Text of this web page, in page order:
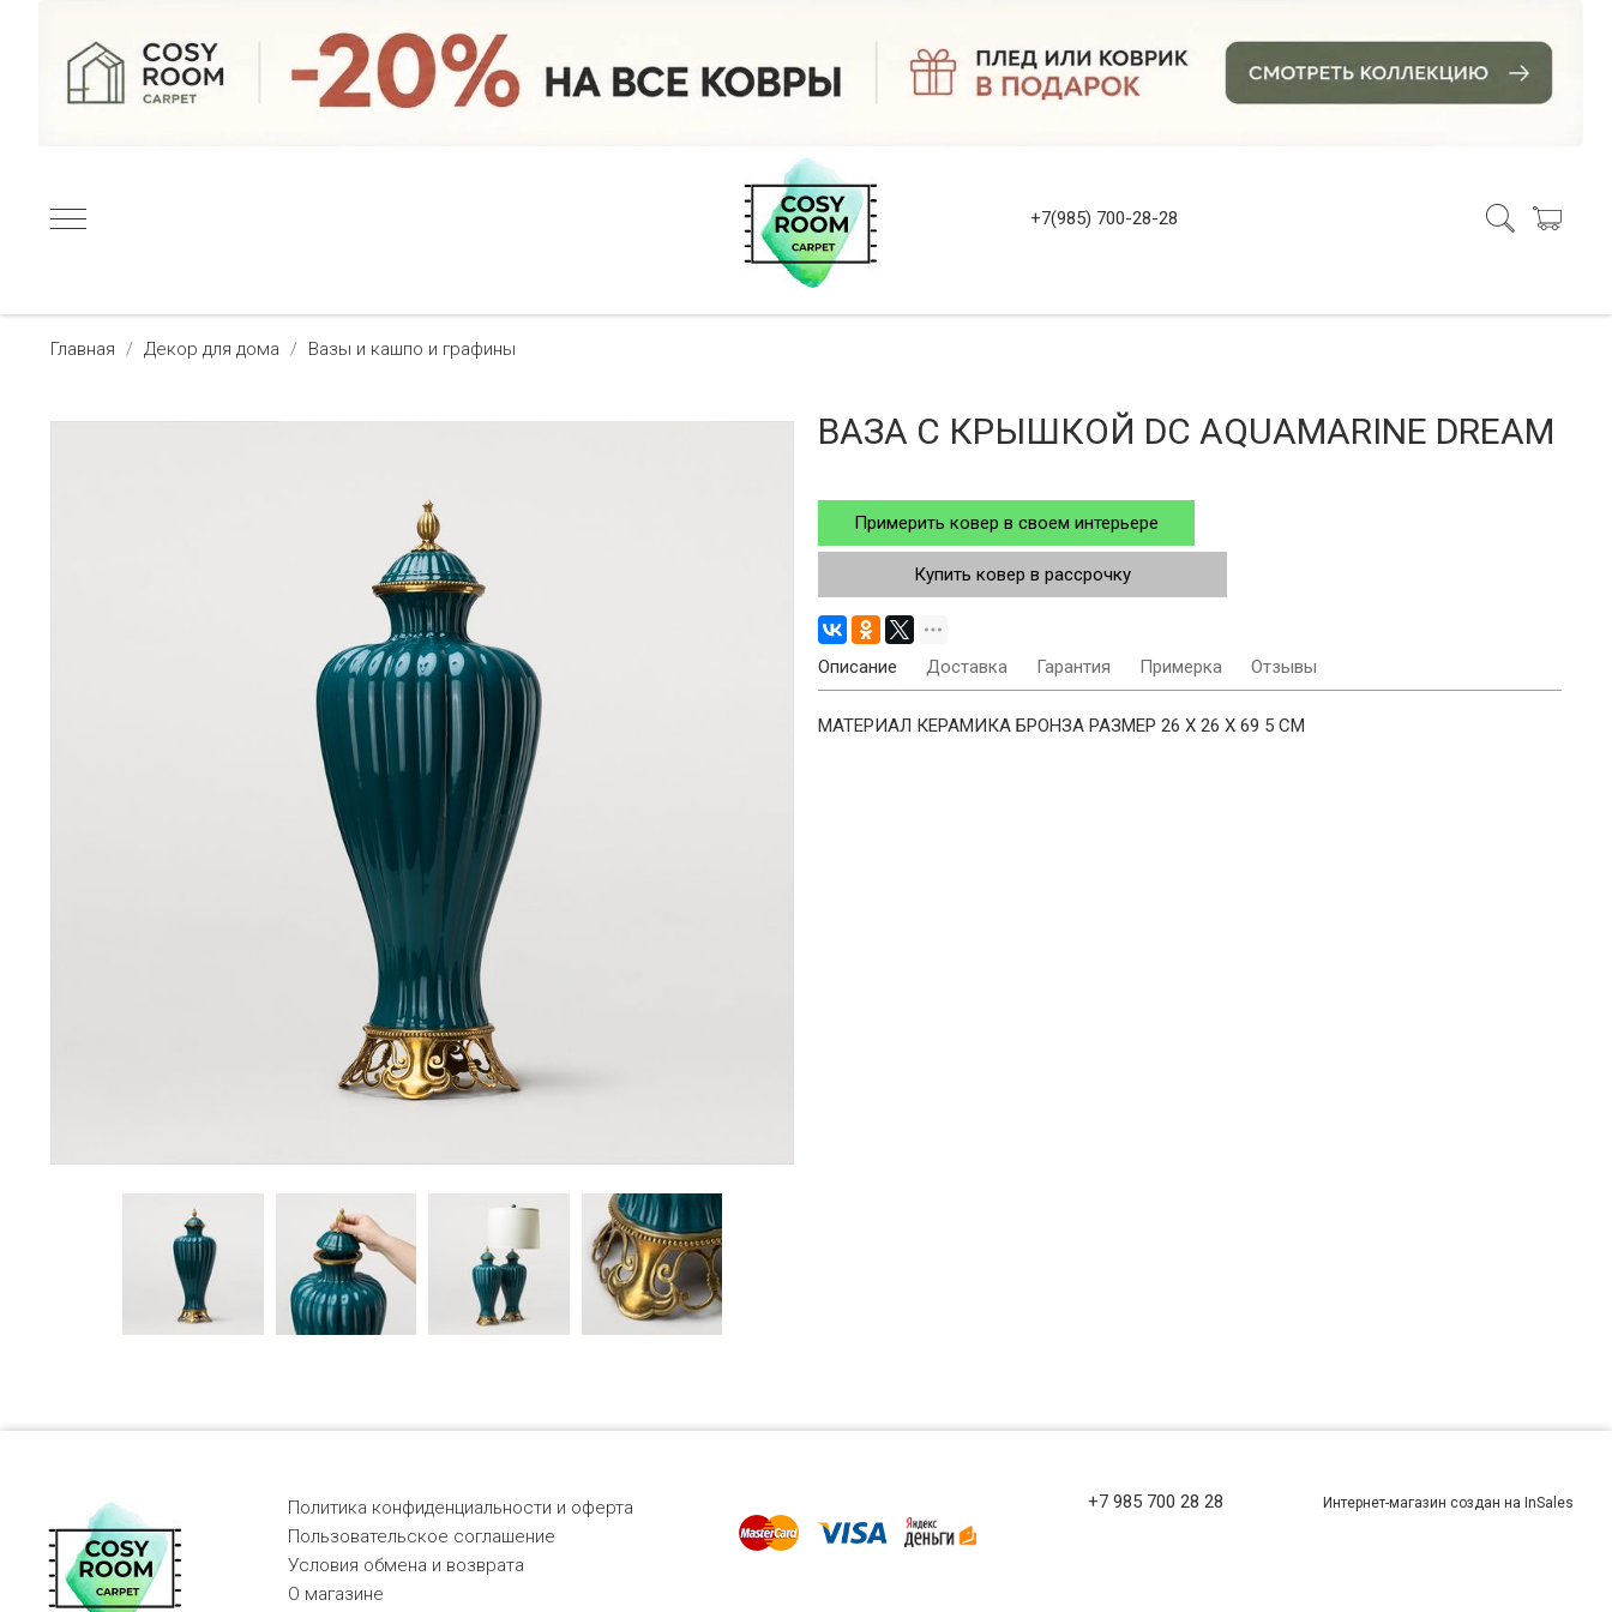
+7(985) 700-28-28
Главная Декор для дома Вазы и кашпо и графины
ВАЗА С КРЫШКОЙ DC AQUAMARINE DREAM
Примерить ковер в своем интерьере
Купить ковер в рассрочку
Описание Доставка Гарантия Примерка Отзывы
МАТЕРИАЛ КЕРАМИКА БРОНЗА РАЗМЕР 26 Х 26 Х 69 5 СМ
Политика конфиденциальности и оферта
Пользовательское соглашение
Условия обмена и возврата
О магазине
+7 985 700 28 28 Интернет-магазин создан на InSales